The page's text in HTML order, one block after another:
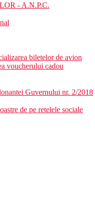
- A.N.P.C.
biletelor de avion
voucherului cadou
Guvernului nr. 2/2018
de pe retelele sociale